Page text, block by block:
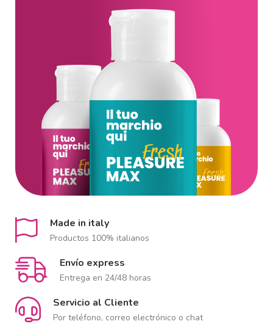
Made in italy
Productos 100% italianos
Envío express
Entrega en 24/48 horas
Servicio al Cliente
Por teléfono, correo electrónico o chat